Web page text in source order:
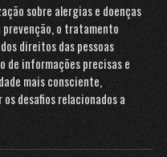
sobre alergias e doenças
o tratamento
direitos das pessoas
de informações precisas e
mais consciente,
desafios relacionados a